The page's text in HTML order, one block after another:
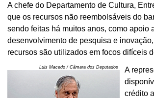
A chefe do Departamento de Cultura,
que os recursos não reembolsáveis do
sendo feitas há muitos anos, como
desenvolvimento de pesquisa e
recursos são utilizados em focos difíceis
Luis Macedo / Câmara dos Deputados
A
crédito